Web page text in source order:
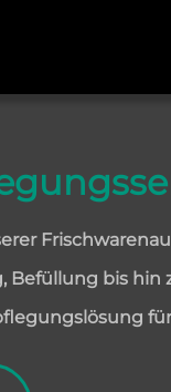
Befüllung bis hin